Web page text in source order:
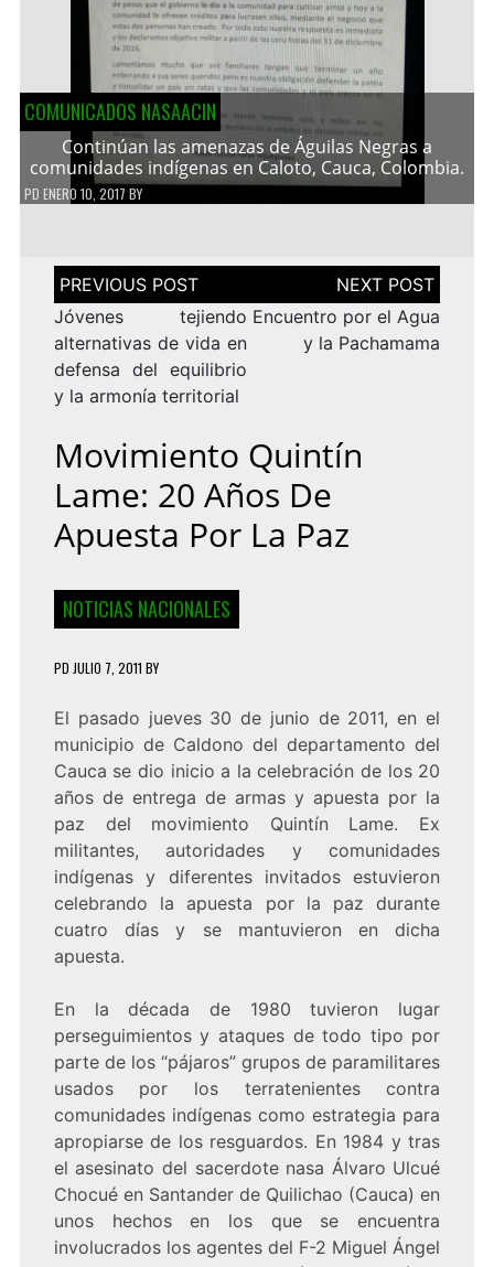
COMUNICADOS NASAACIN
Continúan las amenazas de Águilas Negras a
comunidades indígenas en Caloto, Cauca, Colombia.
PD ENERO 10, 2017 BY
Navegación
de
entradas
Jóvenes tejiendo
alternativas de vida en
defensa del equilibrio
y la armonía territorial
Encuentro por el Agua
y la Pachamama
Movimiento Quintín
Lame: 20 Años De
Apuesta Por La Paz
NOTICIAS NACIONALES
PD JULIO 7, 2011 BY
El pasado jueves 30 de junio de 2011, en el
municipio de Caldono del departamento del
Cauca se dio inicio a la celebración de los 20
años de entrega de armas y apuesta por la
paz del movimiento Quintín Lame. Ex
militantes, autoridades y comunidades
indígenas y diferentes invitados estuvieron
celebrando la apuesta por la paz durante
cuatro días y se mantuvieron en dicha
apuesta.
En la década de 1980 tuvieron lugar
perseguimientos y ataques de todo tipo por
parte de los “pájaros” grupos de paramilitares
usados por los terratenientes contra
comunidades indígenas como estrategia para
apropiarse de los resguardos. En 1984 y tras
el asesinato del sacerdote nasa Álvaro Ulcué
Chocué en Santander de Quilichao (Cauca) en
unos hechos en los que se encuentra
involucrados los agentes del F-2 Miguel Ángel